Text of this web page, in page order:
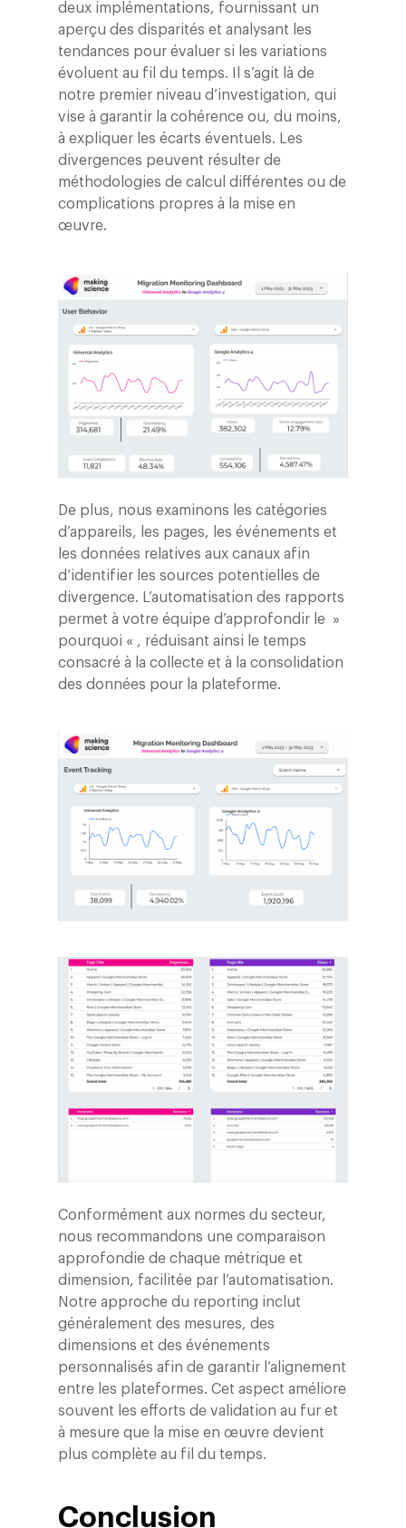
deux implémentations, fournissant un
aperçu des disparités et analysant les
tendances pour évaluer si les variations
évoluent au fil du temps. Il s’agit là de
notre premier niveau d’investigation, qui
vise à garantir la cohérence ou, du moins,
à expliquer les écarts éventuels. Les
divergences peuvent résulter de
méthodologies de calcul différentes ou de
complications propres à la mise en
œuvre.
De plus, nous examinons les catégories
d’appareils, les pages, les événements et
les données relatives aux canaux afin
d’identifier les sources potentielles de
divergence. L’automatisation des rapports
permet à votre équipe d’approfondir le »
pourquoi « , réduisant ainsi le temps
consacré à la collecte et à la consolidation
des données pour la plateforme.
Conformément aux normes du secteur,
nous recommandons une comparaison
approfondie de chaque métrique et
dimension, facilitée par l’automatisation.
Notre approche du reporting inclut
généralement des mesures, des
dimensions et des événements
personnalisés afin de garantir l’alignement
entre les plateformes. Cet aspect améliore
souvent les efforts de validation au fur et
à mesure que la mise en œuvre devient
plus complète au fil du temps.
Conclusion
Marketing Digital
Data, Analytics &
Adtech
Tendances
Blog
Presse
Entreprise
Réussites
ESG
Employés
Contact